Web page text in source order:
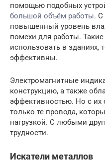
помощью подобных
большой объём работы. С
повышенный уровень
помехи для работы.
использовать в зданиях,
эффективны.
Электромагнитные
конструкцию, а также
эффективностью. Но с
только те провода,
нагрузкой. С любыми
трудности.
Искатели металлов